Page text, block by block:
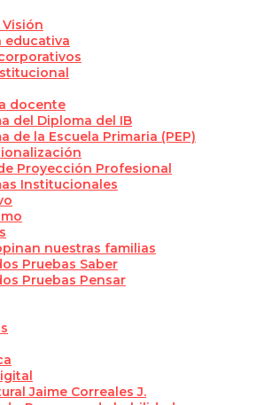
educativa
docente
del Diploma del IB
de la Escuela Primaria (PEP)
Proyección Profesional
Institucionales
nuestras familias
Pruebas Saber
Pruebas Pensar
Jaime Correales J.